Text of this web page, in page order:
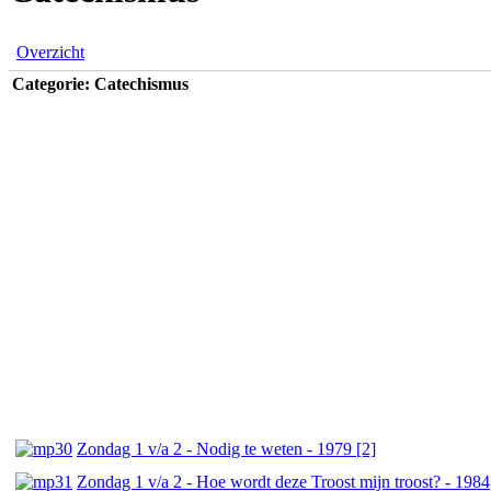
Overzicht
Categorie: Catechismus
Zondag 1 v/a 2 - Nodig te weten - 1979 [2]
Zondag 1 v/a 2 - Hoe wordt deze Troost mijn troost? - 1984